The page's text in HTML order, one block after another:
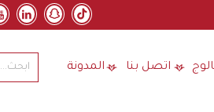
اتصل بنا المدونة